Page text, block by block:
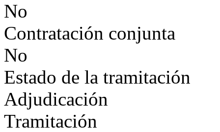
No
Contratación conjunta
No
Estado de la tramitación
Adjudicación
Tramitación